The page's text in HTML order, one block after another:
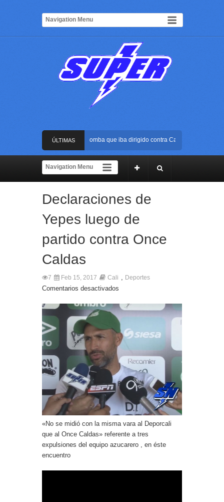
ÚLTIMAS
NOTICIAS
Frustran atentado con bus bomba que iba dirigido contra Cali durante la
La Arena USC será el escenario de la posesión presidencial de Abelardo de la
Rápida reacción policial evitó que presunto agresor escapara tras atacar a una
Frustran atentado con bus bomba que iba dirigido contra Cali durante la
Declaraciones de
Yepes luego de
partido contra Once
Caldas
7 Feb 15, 2017 Cali , Deportes
Comentarios desactivados
«No se midió con la misma vara al Deporcali
que al Once Caldas» referente a tres
expulsiones del equipo azucarero , en éste
encuentro